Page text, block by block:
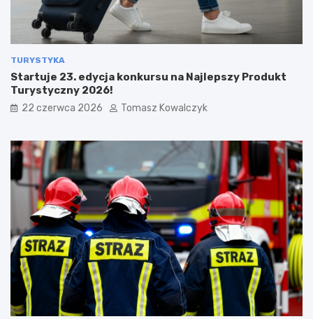
TURYSTYKA
Startuje 23. edycja konkursu na Najlepszy Produkt
Turystyczny 2026!
22 czerwca 2026 Tomasz Kowalczyk